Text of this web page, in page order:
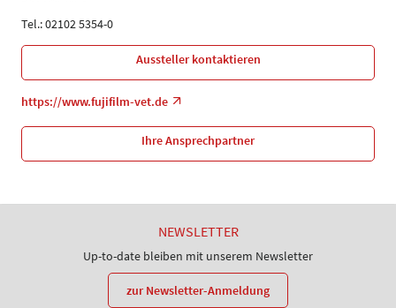
Tel.: 02102 5354-0
Aussteller kontaktieren
https://www.fujifilm-vet.de
Ihre Ansprechpartner
NEWSLETTER
Up-to-date bleiben mit unserem Newsletter
zur Newsletter-Anmeldung